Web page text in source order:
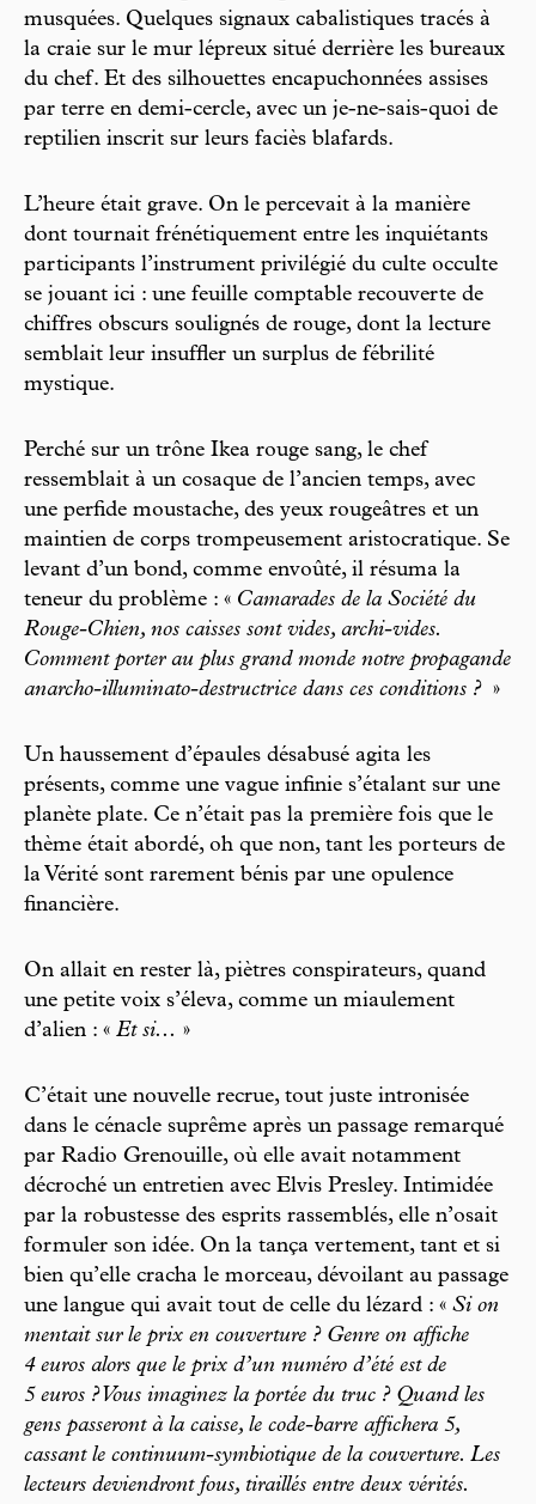
musquées. Quelques signaux cabalistiques tracés à
la craie sur le mur lépreux situé derrière les bureaux
du chef. Et des silhouettes encapuchonnées assises
par terre en demi-cercle, avec un je-ne-sais-quoi de
reptilien inscrit sur leurs faciès blafards.
L’heure était grave. On le percevait à la manière
dont tournait frénétiquement entre les inquiétants
participants l’instrument privilégié du culte occulte
se jouant ici : une feuille comptable recouverte de
chiffres obscurs soulignés de rouge, dont la lecture
semblait leur insuffler un surplus de fébrilité
mystique.
Perché sur un trône Ikea rouge sang, le chef
ressemblait à un cosaque de l’ancien temps, avec
une perfide moustache, des yeux rougeâtres et un
maintien de corps trompeusement aristocratique. Se
levant d’un bond, comme envoûté, il résuma la
teneur du problème : « Camarades de la Société du
Rouge-Chien, nos caisses sont vides, archi-vides.
Comment porter au plus grand monde notre propagande
anarcho-illuminato-destructrice dans ces conditions ? »
Un haussement d’épaules désabusé agita les
présents, comme une vague infinie s’étalant sur une
planète plate. Ce n’était pas la première fois que le
thème était abordé, oh que non, tant les porteurs de
la Vérité sont rarement bénis par une opulence
financière.
On allait en rester là, piètres conspirateurs, quand
une petite voix s’éleva, comme un miaulement
d’alien : « Et si... »
C’était une nouvelle recrue, tout juste intronisée
dans le cénacle suprême après un passage remarqué
par Radio Grenouille, où elle avait notamment
décroché un entretien avec Elvis Presley. Intimidée
par la robustesse des esprits rassemblés, elle n’osait
formuler son idée. On la tança vertement, tant et si
bien qu’elle cracha le morceau, dévoilant au passage
une langue qui avait tout de celle du lézard : « Si on
mentait sur le prix en couverture ? Genre on affiche
4 euros alors que le prix d’un numéro d’été est de
5 euros ? Vous imaginez la portée du truc ? Quand les
gens passeront à la caisse, le code-barre affichera 5,
cassant le continuum-symbiotique de la couverture. Les
lecteurs deviendront fous, tiraillés entre deux vérités.